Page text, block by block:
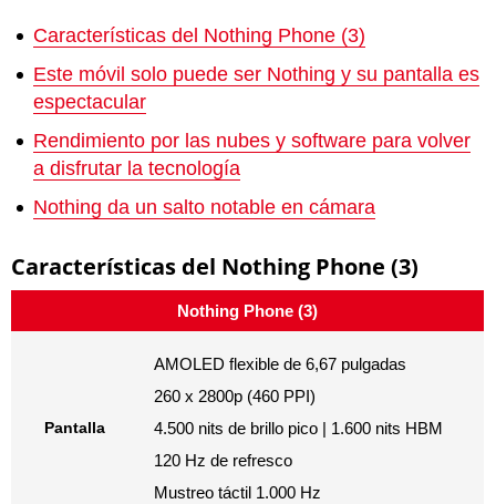
Características del Nothing Phone (3)
Este móvil solo puede ser Nothing y su pantalla es
espectacular
Rendimiento por las nubes y software para volver
a disfrutar la tecnología
Nothing da un salto notable en cámara
Características del Nothing Phone (3)
Nothing Phone (3)
Pantalla
AMOLED flexible de 6,67 pulgadas
260 x 2800p (460 PPI)
4.500 nits de brillo pico | 1.600 nits HBM
120 Hz de refresco
Mustreo táctil 1.000 Hz